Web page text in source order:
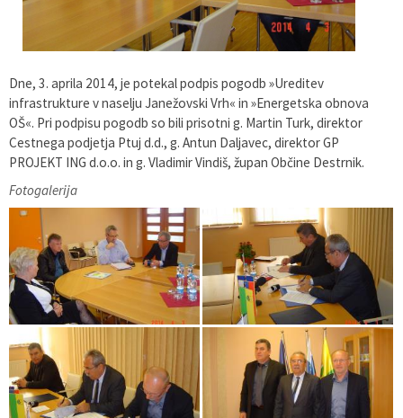
Dne, 3. aprila 2014, je potekal podpis pogodb »Ureditev
infrastrukture v naselju Janežovski Vrh« in »Energetska obnova
OŠ«. Pri podpisu pogodb so bili prisotni g. Martin Turk, direktor
Cestnega podjetja Ptuj d.d., g. Antun Daljavec, direktor GP
PROJEKT ING d.o.o. in g. Vladimir Vindiš, župan Občine Destrnik.
Fotogalerija
Varstvo osebnih podatkov
Katalog informacij javnega značaja
Strategije, programi
Proračun občine
Lokalne volitve